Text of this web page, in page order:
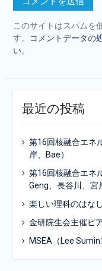
このサイトはスパムを
す。
コメントデータの
い。
最近の投稿
第16回核融合エネ
岸、Bae）
第16回核融合エネ
Geng、長谷川、宮
楽しい理科のはな
金研院生会主催ビ
MSEA（Lee Sumin